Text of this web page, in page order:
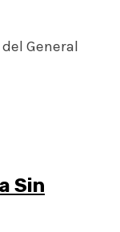
General
Sin